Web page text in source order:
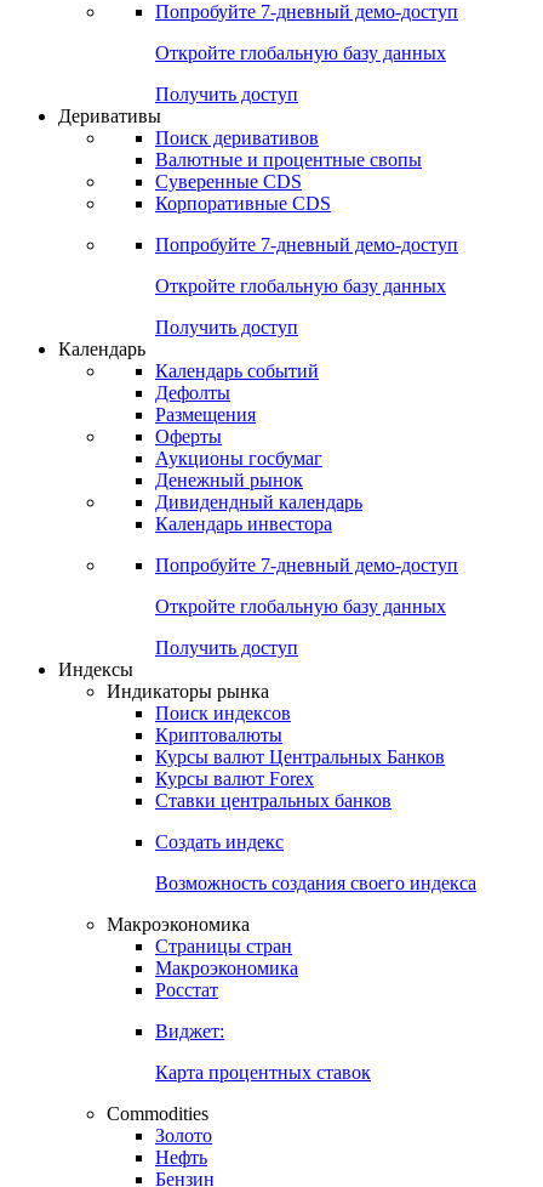
Попробуйте 7-дневный демо-доступ
Откройте глобальную базу данных
Получить доступ
Деривативы
Поиск деривативов
Валютные и процентные свопы
Суверенные CDS
Корпоративные CDS
Попробуйте 7-дневный демо-доступ
Откройте глобальную базу данных
Получить доступ
Календарь
Календарь событий
Дефолты
Размещения
Оферты
Аукционы госбумаг
Денежный рынок
Дивидендный календарь
Календарь инвестора
Попробуйте 7-дневный демо-доступ
Откройте глобальную базу данных
Получить доступ
Индексы
Индикаторы рынка
Поиск индексов
Криптовалюты
Курсы валют Центральных Банков
Курсы валют Forex
Ставки центральных банков
Создать индекс
Возможность создания своего индекса
Макроэкономика
Страницы стран
Макроэкономика
Росстат
Виджет:
Карта процентных ставок
Commodities
Золото
Нефть
Бензин